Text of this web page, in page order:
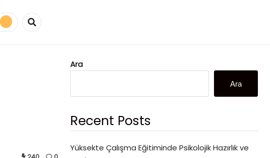
Ara
Ara
Recent Posts
Yüksekte Çalışma Eğitiminde Psikolojik Hazırlık ve